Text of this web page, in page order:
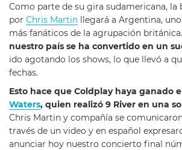
Como parte de su gira sudamericana, la
por Chris Martin llegará a Argentina,
más fanáticos de la agrupación británica.
nuestro país se ha convertido en un
ido agotando los shows, lo que llevó a
fechas.
Esto hace que Coldplay haya ganado
Waters, quien realizó 9 River en una
Chris Martin y compañía se
través de un video y en español
anunciar hoy nuestro concierto final